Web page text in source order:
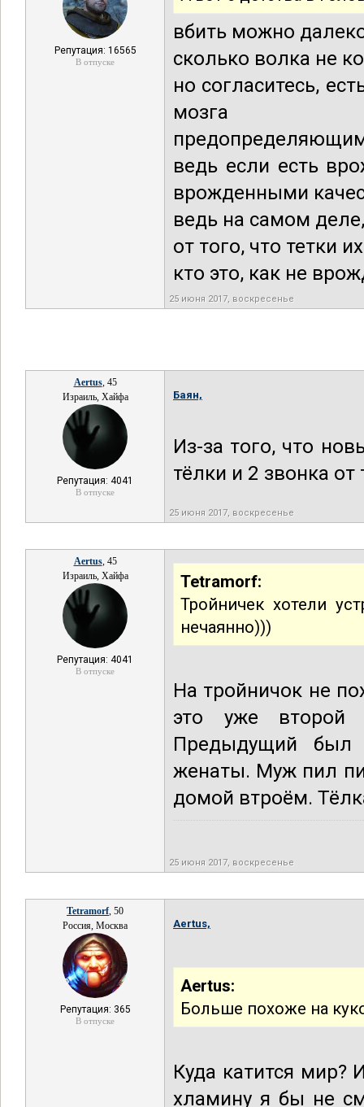
Репутация: 16565
В отпуске
вбить можно
сколько волка не
но согласитесь,
мозга
ведь если есть
врожденными
ведь на самом
от того, что тетки
кто это, как не
25 июня 2017, воскресенье
Aertus, 45
Израиль, Хайфа
Репутация: 4041
В отпуске
Баян,
Из-за того, что
тёлки и 2 звонка
25 июня 2017, воскресенье
Aertus, 45
Израиль, Хайфа
Репутация: 4041
В отпуске
Tetramorf:
Тройничек хотели
нечаянно)))
На тройничок не
это уже второй
Предыдущий
женаты. Муж пил
домой втроём.
25 июня 2017, воскресенье
Tetramorf, 50
Россия, Москва
Репутация: 365
В отпуске
Aertus,
Aertus:
Больше похоже на
Куда катится мир?
хламину я бы не